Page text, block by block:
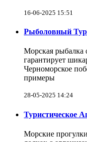
16-06-2025 15:51
Рыболовный
Морская
гарантирует
Черноморское
примеры
28-05-2025 14:24
Туристическое
Морские